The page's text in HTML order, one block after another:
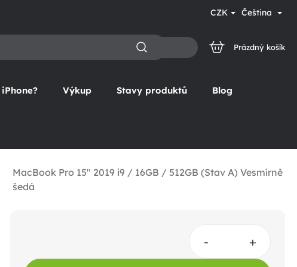
CZK Čeština
NÁKUPNÍ
Prázdný košík
Výkup Stavy produktů Blog
MacBook Pro 15" 2019 i9 / 16GB / 512GB (Stav A) Vesmírně
šedá